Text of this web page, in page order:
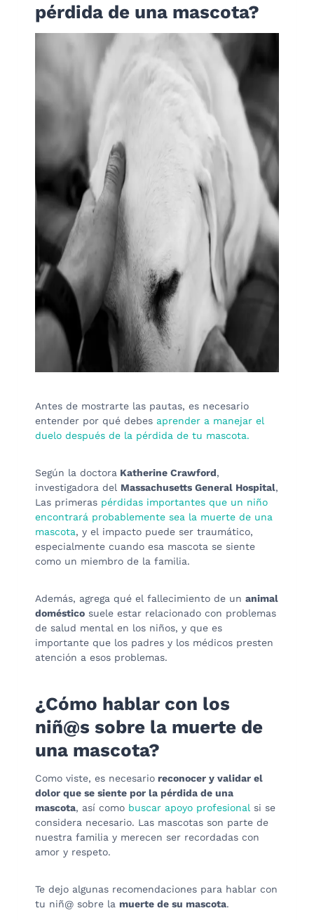
pérdida de una mascota?
Antes de mostrarte las pautas, es necesario
entender por qué debes aprender a manejar el
duelo después de la pérdida de tu mascota.
Según la doctora Katherine Crawford,
investigadora del Massachusetts General Hospital,
Las primeras pérdidas importantes que un niño
encontrará probablemente sea la muerte de una
mascota, y el impacto puede ser traumático,
especialmente cuando esa mascota se siente
como un miembro de la familia.
Además, agrega qué el fallecimiento de un animal
doméstico suele estar relacionado con problemas
de salud mental en los niños, y que es
importante que los padres y los médicos presten
atención a esos problemas.
¿Cómo hablar con los
niñ@s sobre la muerte de
una mascota?
Como viste, es necesario reconocer y validar el
dolor que se siente por la pérdida de una
mascota, así como buscar apoyo profesional si se
considera necesario. Las mascotas son parte de
nuestra familia y merecen ser recordadas con
amor y respeto.
Te dejo algunas recomendaciones para hablar con
tu niñ@ sobre la muerte de su mascota.